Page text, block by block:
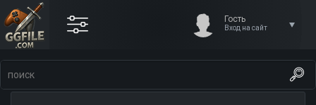
Гость
Вход на сайт